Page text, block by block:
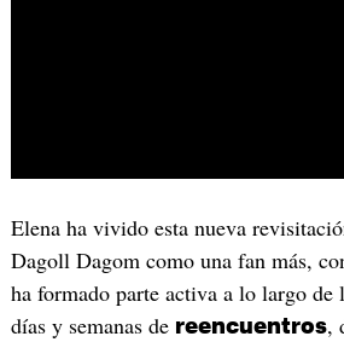
Elena ha vivido esta nueva
Dagoll Dagom como una fan más,
ha formado parte activa a lo largo de
días y semanas de reencuentros,